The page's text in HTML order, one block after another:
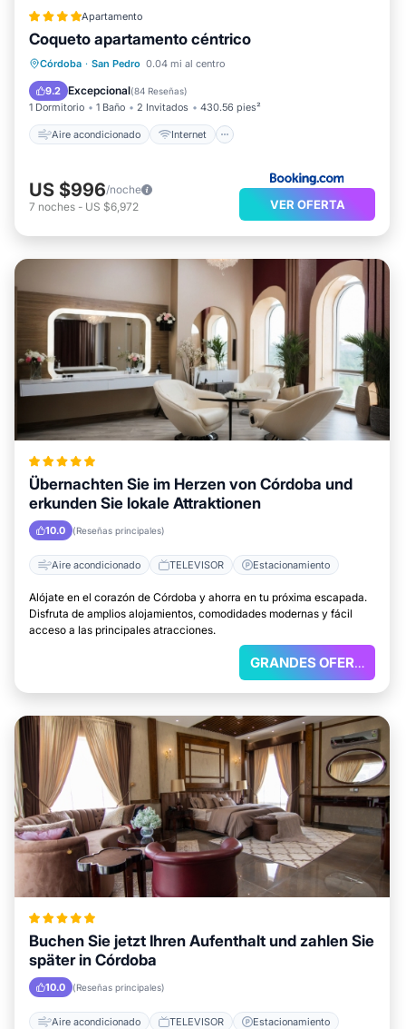
Apartamento
Coqueto apartamento céntrico
Córdoba · San Pedro 0.04 mi al centro
9.2 Excepcional(84 Reseñas)
1 Dormitorio 1 Baño 2 Invitados 430.56 pies²
Aire acondicionado Internet
Aire acondicionado
Internet
Apto para niños
US $996/noche
7 noches - US $6,972 VER OFERTA
Übernachten Sie im Herzen von Córdoba und
erkunden Sie lokale Attraktionen
10.0 (Reseñas principales)
Aire acondicionado TELEVISOR Estacionamiento
Alójate en el corazón de Córdoba y ahorra en tu próxima escapada.
Disfruta de amplios alojamientos, comodidades modernas y fácil
acceso a las principales atracciones.
GRANDES OFERTAS
Buchen Sie jetzt Ihren Aufenthalt und zahlen Sie
später in Córdoba
10.0 (Reseñas principales)
Aire acondicionado TELEVISOR Estacionamiento